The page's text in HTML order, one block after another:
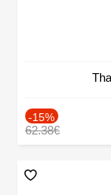
-15%
62.38€